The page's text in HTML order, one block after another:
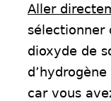
Aller
sélectionner
dioxyde de
car vous